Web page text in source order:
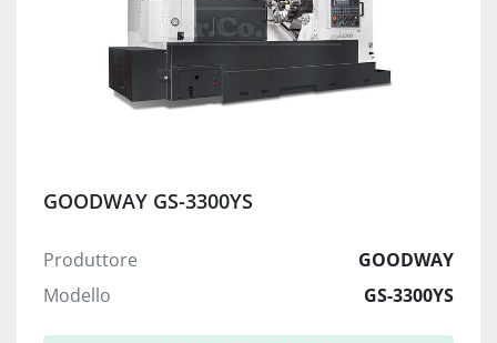
GOODWAY GS-3300YS
Produttore
GOODWAY
Modello
GS-3300YS